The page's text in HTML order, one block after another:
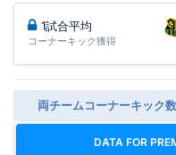
1試合平均
コーナーキック獲得
両チームコーナーキック数
DATA FOR